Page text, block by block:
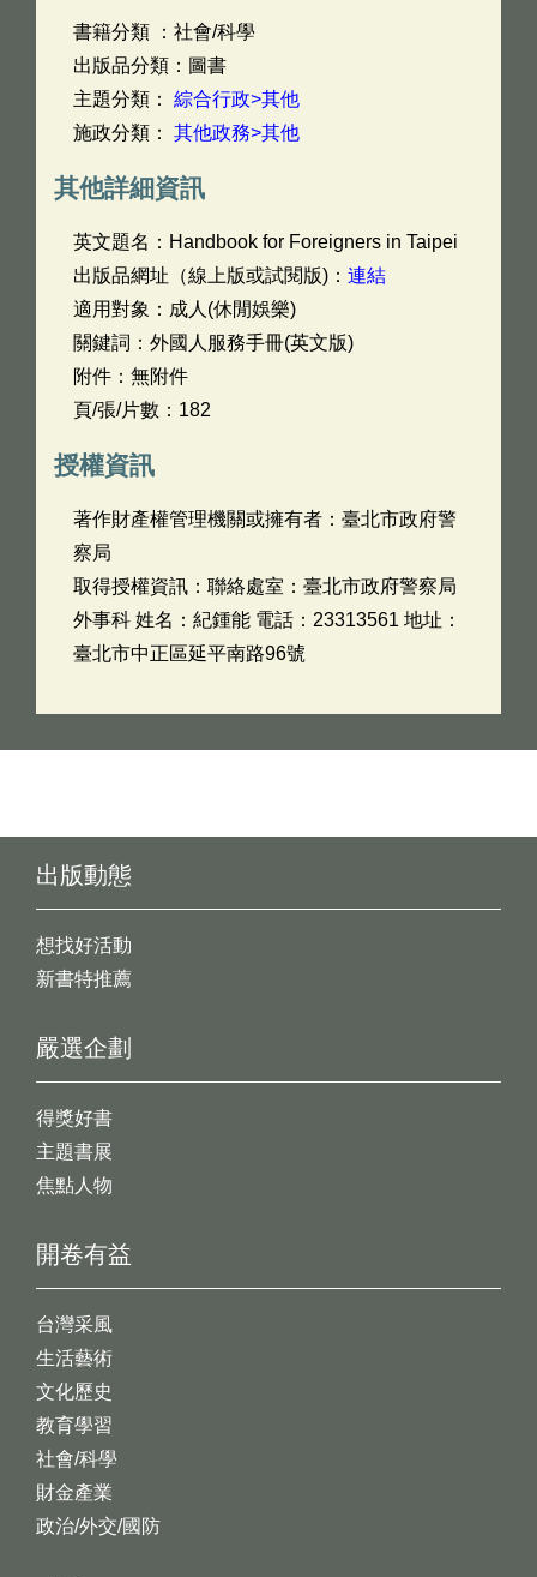
書籍分類 ：社會/科學
出版品分類：圖書
主題分類： 綜合行政>其他
施政分類： 其他政務>其他
其他詳細資訊
英文題名： Handbook for Foreigners in Taipei
出版品網址（線上版或試閱版)： 連結
適用對象：成人(休閒娛樂)
關鍵詞：外國人服務手冊(英文版)
附件：無附件
頁/張/片數：182
授權資訊
著作財產權管理機關或擁有者：臺北市政府警
察局
取得授權資訊：聯絡處室：臺北市政府警察局
外事科 姓名：紀鍾能 電話：23313561 地址：
臺北市中正區延平南路96號
出版動態
想找好活動
新書特推薦
開卷有益
台灣采風
生活藝術
文化歷史
教育學習
社會/科學
財金產業
政治/外交/國防
嚴選企劃
得獎好書
主題書展
焦點人物